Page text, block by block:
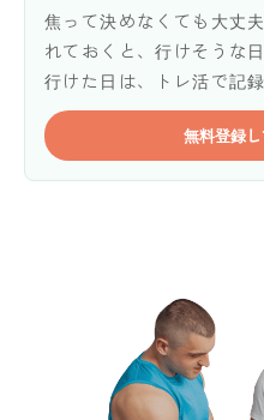
焦って決めなくても大丈
れておくと、行けそうな
行けた日は、トレ活で記録
無料登録